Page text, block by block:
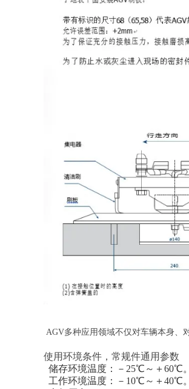
AGV多种应用领域不仅对车辆本身、
使用环境条件，常规件通用参数
储存环境温度：－25℃～＋60℃。
工作环境温度：－10℃～＋40℃